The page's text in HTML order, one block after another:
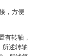
，方便
有转轴，
所述转轴